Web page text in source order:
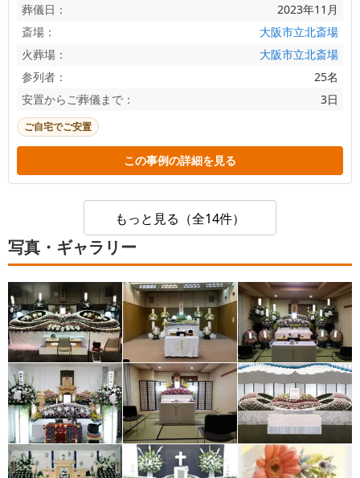
葬儀日：
2023年11月
斎場：
大阪市立北斎場
火葬場：
大阪市立北斎場
参列者：
25名
安置からご葬儀まで：
3日
ご自宅でご安置
この事例の詳細を見る
もっと見る（全14件）
写真・ギャラリー